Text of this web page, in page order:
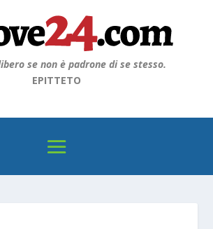
se non è padrone di se stesso.
EPITTETO